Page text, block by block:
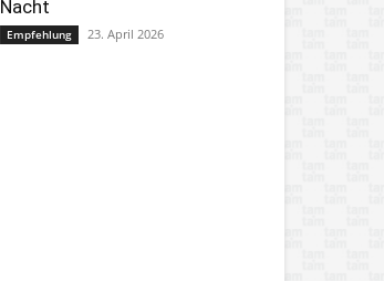
Nacht
Empfehlung 23. April 2026